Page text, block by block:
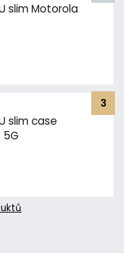
slim Motorola
slim case
5G